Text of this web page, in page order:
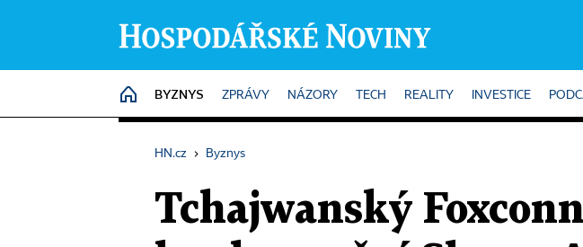
HOME
BYZNYS ZPRÁVY NÁZORY TECH REALITY INVESTICE
HN.cz › Byznys
Tchajwanský